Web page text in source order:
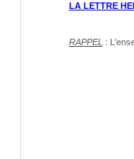
LA LETTRE
RAPPEL :